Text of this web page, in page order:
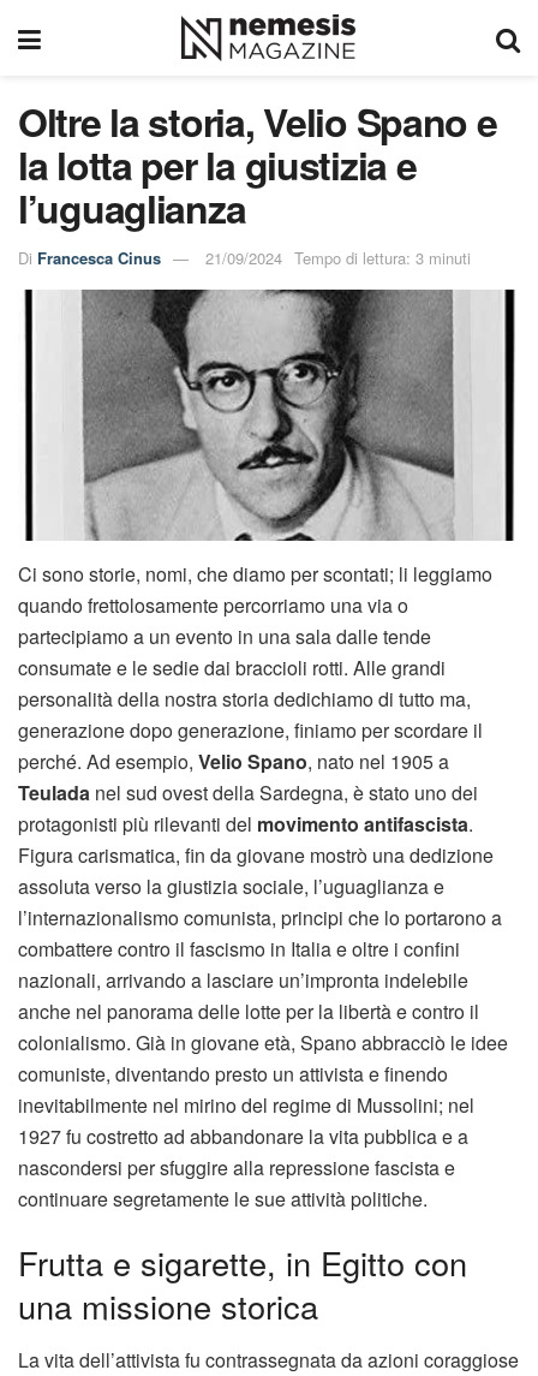
Oltre la storia, Velio Spano e
la lotta per la giustizia e
l’uguaglianza
Di Francesca Cinus 21/09/2024 Tempo di lettura: 3 minuti
Ci sono storie, nomi, che diamo per scontati; li leggiamo
quando frettolosamente percorriamo una via o
partecipiamo a un evento in una sala dalle tende
consumate e le sedie dai braccioli rotti. Alle grandi
personalità della nostra storia dedichiamo di tutto ma,
generazione dopo generazione, finiamo per scordare il
perché. Ad esempio, Velio Spano, nato nel 1905 a
Teulada nel sud ovest della Sardegna, è stato uno dei
protagonisti più rilevanti del movimento antifascista.
Figura carismatica, fin da giovane mostrò una dedizione
assoluta verso la giustizia sociale, l’uguaglianza e
l’internazionalismo comunista, principi che lo portarono a
combattere contro il fascismo in Italia e oltre i confini
nazionali, arrivando a lasciare un’impronta indelebile
anche nel panorama delle lotte per la libertà e contro il
colonialismo. Già in giovane età, Spano abbracciò le idee
comuniste, diventando presto un attivista e finendo
inevitabilmente nel mirino del regime di Mussolini; nel
1927 fu costretto ad abbandonare la vita pubblica e a
nascondersi per sfuggire alla repressione fascista e
continuare segretamente le sue attività politiche.
Frutta e sigarette, in Egitto con
una missione storica
La vita dell’attivista fu contrassegnata da azioni coraggiose